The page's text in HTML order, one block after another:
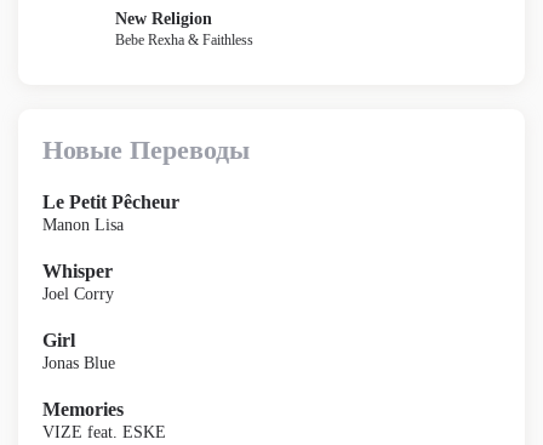
New Religion
Bebe Rexha & Faithless
Новые Переводы
Le Petit Pêcheur
Manon Lisa
Whisper
Joel Corry
Girl
Jonas Blue
Memories
VIZE feat. ESKE